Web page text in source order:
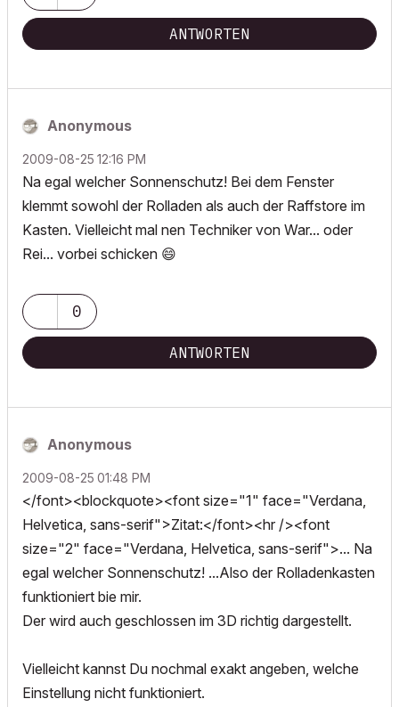
ANTWORTEN
Anonymous
‎2009-08-25 12:16 PM
Na egal welcher Sonnenschutz! Bei dem Fenster
klemmt sowohl der Rolladen als auch der Raffstore im
Kasten. Vielleicht mal nen Techniker von War... oder
Rei... vorbei schicken 😄
0
ANTWORTEN
Anonymous
‎2009-08-25 01:48 PM
</font><blockquote><font size="1" face="Verdana,
Helvetica, sans-serif">Zitat:</font><hr /><font
size="2" face="Verdana, Helvetica, sans-serif">... Na
egal welcher Sonnenschutz! ...Also der Rolladenkasten
funktioniert bie mir.
Der wird auch geschlossen im 3D richtig dargestellt.
Vielleicht kannst Du nochmal exakt angeben, welche
Einstellung nicht funktioniert.